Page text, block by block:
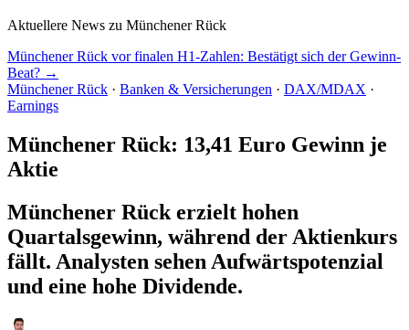
Aktuellere News zu Münchener Rück
Münchener Rück vor finalen H1-Zahlen: Bestätigt sich der Gewinn-
Beat? →
Münchener Rück · Banken & Versicherungen · DAX/MDAX ·
Earnings
Münchener Rück: 13,41 Euro Gewinn je
Aktie
Münchener Rück erzielt hohen
Quartalsgewinn, während der Aktienkurs
fällt. Analysten sehen Aufwärtspotenzial
und eine hohe Dividende.